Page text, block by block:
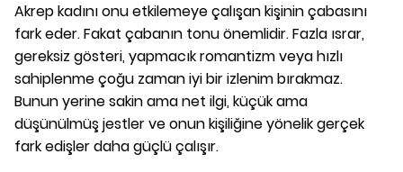
Akrep kadını onu etkilemeye çalışan kişinin çabasını
fark eder. Fakat çabanın tonu önemlidir. Fazla ısrar,
gereksiz gösteri, yapmacık romantizm veya hızlı
sahiplenme çoğu zaman iyi bir izlenim bırakmaz.
Bunun yerine sakin ama net ilgi, küçük ama
düşünülmüş jestler ve onun kişiliğine yönelik gerçek
fark edişler daha güçlü çalışır.